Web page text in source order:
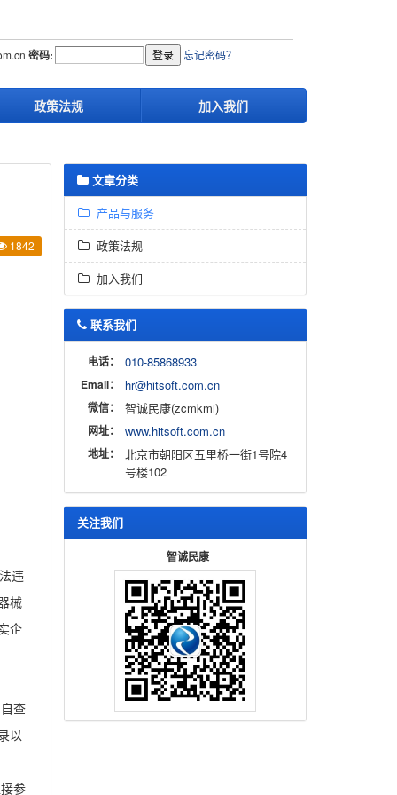
密码: 忘记密码？
政策法规 加入我们
1842
违
械
企
查
以
参
文章分类
产品与服务
政策法规
加入我们
联系我们
电话： 010-85868933
Email： hr@hitsoft.com.cn
微信： 智诚民康(zcmkmi)
网址： www.hitsoft.com.cn
地址：
北京市朝阳区五里桥一街1号院4
号楼102
关注我们
智诚民康